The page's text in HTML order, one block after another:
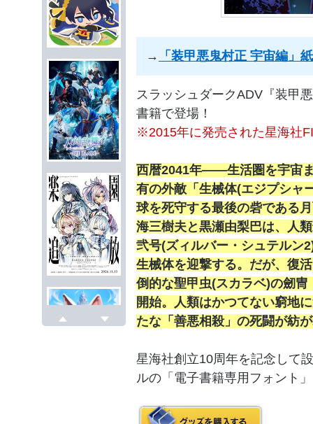
→ 「装甲悪鬼村正 宇宙編」
スラッシュダークADV『装甲
書籍で登場！
※2015年に発売された星海社
西暦2041年――生活圏を宇宙
有の外敵「生械体(エジプシャ
球を死守する最後の砦である
海三樹夫と黒瀬由梨巴は、人
弐号(ズィルバー・シュテルン
生械体を迎撃する。だが、復
倒的な聖甲虫(スカラベ)の劒
開始。人類はかつてない窮地
たな「善悪相殺」の死闘が紡
星海社創立10周年を記念して
ルの「電子書籍専用フォント